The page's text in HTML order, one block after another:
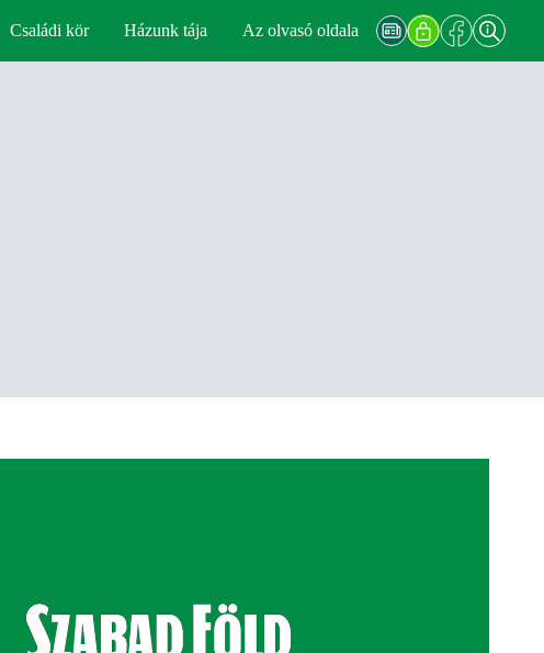
Családi kör Házunk tája Az olvasó oldala